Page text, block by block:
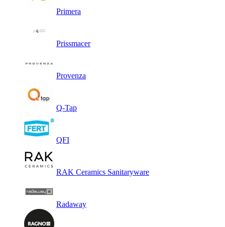
Primera
Prissmacer
Provenza
Q-Tap
QFI
RAK Ceramics Sanitaryware
Radaway